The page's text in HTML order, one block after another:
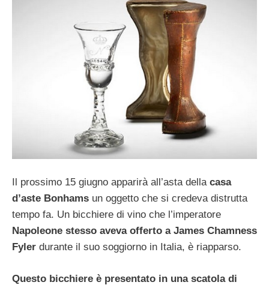
Il prossimo 15 giugno apparirà all’asta della casa
d’aste Bonhams un oggetto che si credeva distrutta
tempo fa. Un bicchiere di vino che l’imperatore
Napoleone stesso aveva offerto a James Chamness
Fyler durante il suo soggiorno in Italia, è riapparso.
Questo bicchiere è presentato in una scatola di